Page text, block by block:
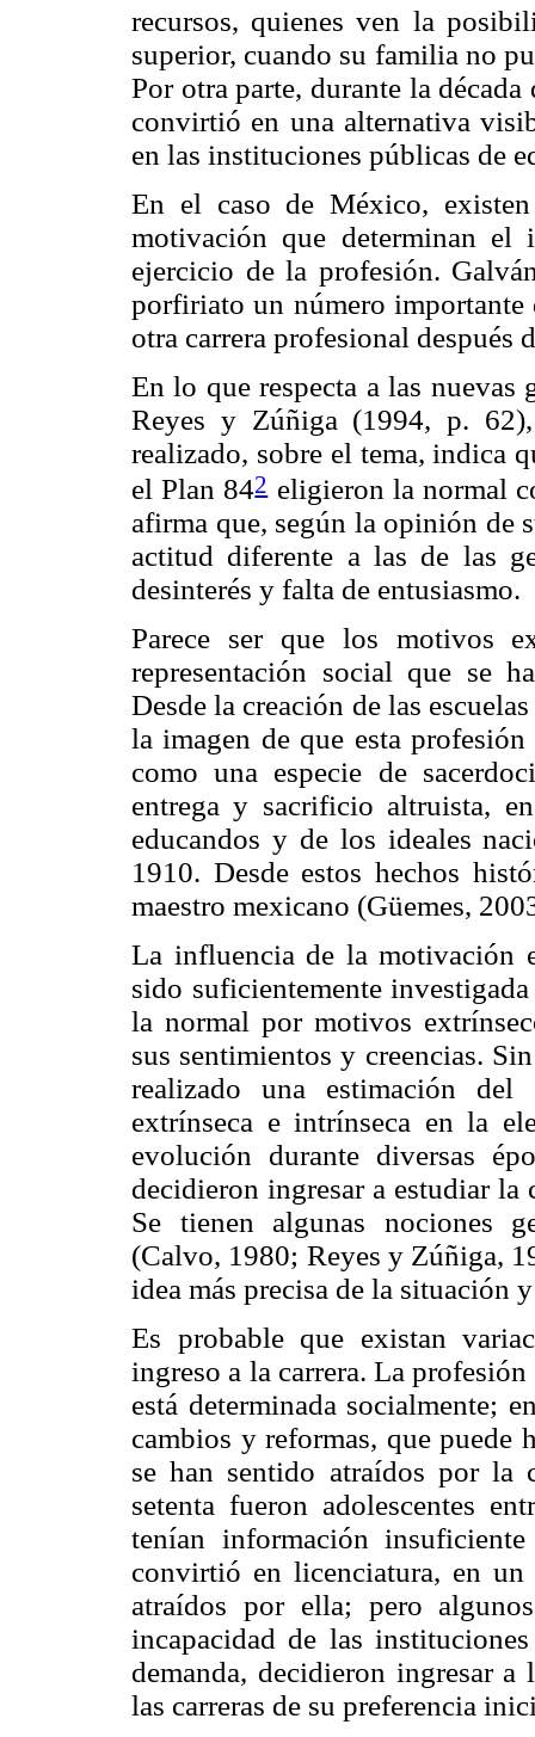
recursos, quienes ven la
superior, cuando su familia no
Por otra parte, durante la
convirtió en una alternativa
en las instituciones públicas de
En el caso de México,
motivación que determinan el
ejercicio de la profesión.
porfiriato un número importante
otra carrera profesional después
En lo que respecta a las nuevas
Reyes y Zúñiga (1994, p.
realizado, sobre el tema, indica
el Plan 842eligieron la normal
afirma que, según la opinión de
actitud diferente a las de las
desinterés y falta de entusiasmo.
Parece ser que los motivos
representación social que se
Desde la creación de las
la imagen de que esta
como una especie de
entrega y sacrificio altruista,
educandos y de los ideales
1910. Desde estos hechos
maestro mexicano (Güemes,
La influencia de la motivación
sido suficientemente
la normal por motivos
sus sentimientos y creencias.
realizado una estimación
extrínseca e intrínseca en la
evolución durante diversas
decidieron ingresar a estudiar la
Se tienen algunas nociones
(Calvo, 1980; Reyes y Zúñiga,
idea más precisa de la situación
Es probable que existan
ingreso a la carrera. La
está determinada socialmente;
cambios y reformas, que puede
se han sentido atraídos por la
setenta fueron adolescentes
tenían información
convirtió en licenciatura, en
atraídos por ella; pero
incapacidad de las
demanda, decidieron ingresar
las carreras de su preferencia